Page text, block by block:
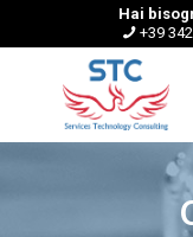
Hai
+39